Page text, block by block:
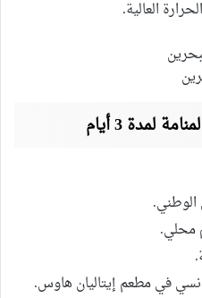
العالية.
3 أيام
محلي.
في مطعم إيتاليان هاوس.